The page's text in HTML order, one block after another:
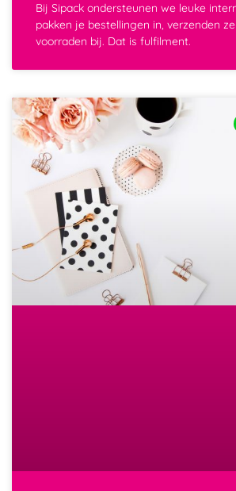
Bij Sipack ondersteunen we leuke
pakken je bestellingen in, verzenden
voorraden bij. Dat is fulfilment.